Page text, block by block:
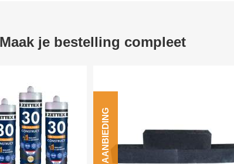
Maak je bestelling compleet
AANBIEDING